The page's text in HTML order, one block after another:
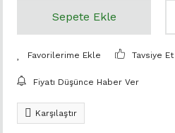
Sepete Ekle
Tavsiye Et
Fiyatı Düşünce Haber Ver
Karşılaştır